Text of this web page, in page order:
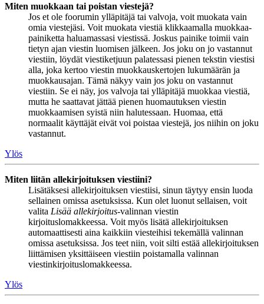
Miten muokkaan tai poistan viestejä?
Jos et ole foorumin ylläpitäjä tai valvoja, voit muokata vain
omia viestejäsi. Voit muokata viestiä klikkaamalla muokkaa-
painiketta haluamassasi viestissä. Joskus painike toimii vain
tietyn ajan viestin luomisen jälkeen. Jos joku on jo vastannut
viestiin, löydät viestiketjuun palatessasi pienen tekstin viestisi
alla, joka kertoo viestin muokkauskertojen lukumäärän ja
muokkausajan. Tämä näkyy vain jos joku on vastannut
viestiin. Se ei näy, jos valvoja tai ylläpitäjä muokkaa viestiä,
mutta he saattavat jättää pienen huomautuksen viestin
muokkaamisen syistä niin halutessaan. Huomaa, että
normaalit käyttäjät eivät voi poistaa viestejä, jos niihin on joku
vastannut.
Ylös
Miten liitän allekirjoituksen viestiini?
Lisätäksesi allekirjoituksen viestiisi, sinun täytyy ensin luoda
sellainen omissa asetuksissa. Kun olet luonut sellaisen, voit
valita Lisää allekirjoitus-valinnan viestin
kirjoituslomakkeessa. Voit myös lisätä allekirjoituksen
automaattisesti aina kaikkiin viesteihisi tekemällä valinnan
omissa asetuksissa. Jos teet niin, voit silti estää allekirjoituksen
liittämisen yksittäiseen viestiin poistamalla valinnan
viestinkirjoituslomakkeessa.
Ylös